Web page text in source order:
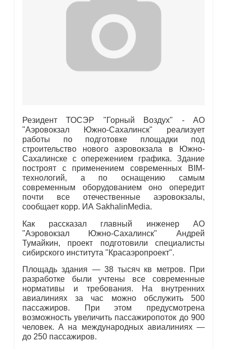
Резидент ТОСЭР "Горный Воздух" - АО
"Аэровокзал Южно-Сахалинск" реализует
работы по подготовке площадки под
строительство нового аэровокзала в Южно-
Сахалинске с опережением графика. Здание
построят с применением современных BIM-
технологий, а по оснащению самым
современным оборудованием оно опередит
почти все отечественные аэровокзалы,
сообщает корр. ИА SakhalinMedia.
Как рассказал главный инженер АО
"Аэровокзал Южно-Сахалинск" Андрей
Тумайкин, проект подготовили специалисты
сибирского института "Красаэропроект".
Площадь здания — 38 тысяч кв метров. При
разработке были учтены все современные
нормативы и требования. На внутренних
авиалиниях за час можно обслужить 500
пассажиров. При этом предусмотрена
возможность увеличить пассажиропоток до 900
человек. А на международных авиалиниях —
до 250 пассажиров.